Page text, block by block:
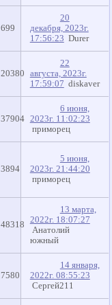
699
20
декабря, 2023г.
17:56:23 Durer
20380
22
августа, 2023г.
17:59:07 diskaver
37904
6 июня,
2023г. 11:02:23
приморец
3894
5 июня,
2023г. 21:44:20
приморец
48318
13 марта,
2022г. 18:07:27
Анатолий
южный
7580
14 января,
2022г. 08:55:23
Сергей211